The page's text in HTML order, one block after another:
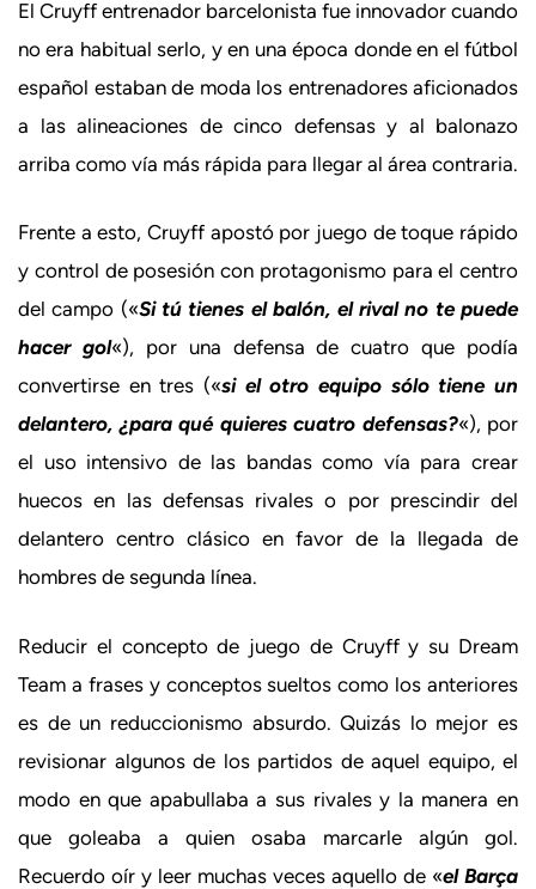
El Cruyff entrenador barcelonista fue innovador cuando
no era habitual serlo, y en una época donde en el fútbol
español estaban de moda los entrenadores aficionados
a las alineaciones de cinco defensas y al balonazo
arriba como vía más rápida para llegar al área contraria.
Frente a esto, Cruyff apostó por juego de toque rápido
y control de posesión con protagonismo para el centro
del campo («Si tú tienes el balón, el rival no te puede
hacer gol«), por una defensa de cuatro que podía
convertirse en tres («si el otro equipo sólo tiene un
delantero, ¿para qué quieres cuatro defensas?«), por
el uso intensivo de las bandas como vía para crear
huecos en las defensas rivales o por prescindir del
delantero centro clásico en favor de la llegada de
hombres de segunda línea.
Reducir el concepto de juego de Cruyff y su Dream
Team a frases y conceptos sueltos como los anteriores
es de un reduccionismo absurdo. Quizás lo mejor es
revisionar algunos de los partidos de aquel equipo, el
modo en que apabullaba a sus rivales y la manera en
que goleaba a quien osaba marcarle algún gol.
Recuerdo oír y leer muchas veces aquello de «el Barça